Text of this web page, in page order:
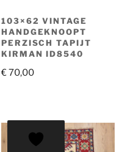
103×62 VINTAGE
HANDGEKNOOPT
PERZISCH TAPIJT
KIRMAN ID8540
€70,00